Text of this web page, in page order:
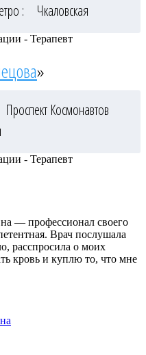
: Чкаловская
- Терапевт
»
Проспект Космонавтов
- Терапевт
— профессионал своего
Врач послушала
расспросила о моих
кровь и куплю то, что мне